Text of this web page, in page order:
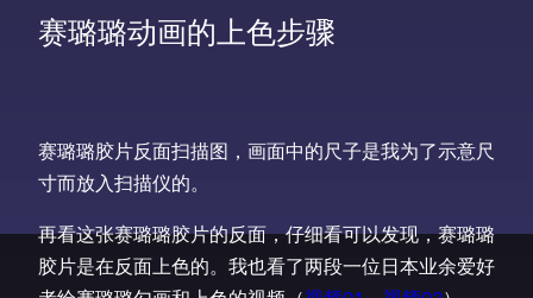
赛璐璐动画的上色步骤
赛璐璐胶片反面扫描图，画面中的尺子是我为了示意尺
寸而放入扫描仪的。
再看这张赛璐璐胶片的反面，仔细看可以发现，赛璐璐
胶片是在反面上色的。我也看了两段一位日本业余爱好